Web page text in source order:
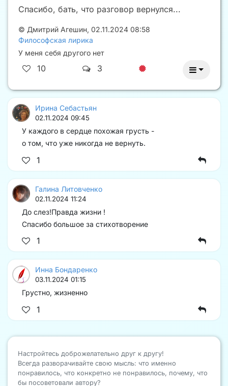
Спасибо, бать, что разговор вернулся...
© Дмитрий Агешин, 02.11.2024 08:58
Философская лирика
У меня себя другого нет
10 3
Ирина Себастьян
02.11.2024 09:45
У каждого в сердце похожая грусть -
о том, что уже никогда не вернуть.
1
Галина Литовченко
02.11.2024 11:24
До слез!Правда жизни !
Спасибо большое за стихотворение
1
Инна Бондаренко
03.11.2024 01:15
Грустно, жизненно
1
Настройтесь доброжелательно друг к другу!
Всегда разворачивайте свою мысль: что именно
понравилось, что конкретно не понравилось, почему, что
бы посоветовали автору?